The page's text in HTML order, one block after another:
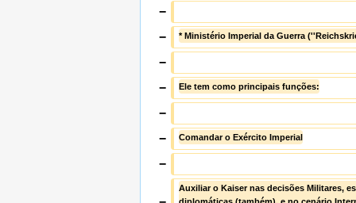
−
−
* Ministério Imperial da Guerra
−
−
Ele tem como principais funções:
−
−
Comandar o Exército Imperial
−
Auxiliar o Kaiser nas decisões Militares,